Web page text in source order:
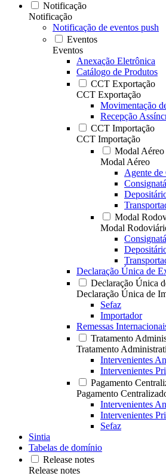
Notificação
Notificação
Notificação de eventos push
Eventos
Eventos
Anexação Eletrônica
Catálogo de Produtos
CCT Exportação
CCT Exportação
Movimentação
Recepção
CCT Importação
CCT Importação
Modal Aéreo
Modal Aéreo
Agente de
Modal
Modal
Declaração Única de
Declaração Única
Declaração Única de
Sefaz
Importador
Remessas
Tratamento
Tratamento
Intervenientes
Intervenientes
Pagamento
Pagamento
Intervenientes
Intervenientes
Sefaz
Sintia
Tabelas de domínio
Release notes
Release notes